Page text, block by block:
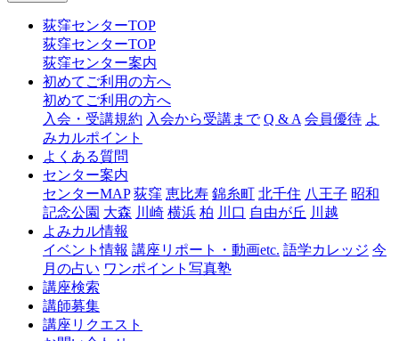
荻窪センターTOP
荻窪センターTOP
荻窪センター案内
初めてご利用の方へ
初めてご利用の方へ
入会・受講規約 入会から受講まで Q & A 会員優待 よ
みカルポイント
よくある質問
センター案内
センターMAP 荻窪 恵比寿 錦糸町 北千住 八王子 昭和
記念公園 大森 川崎 横浜 柏 川口 自由が丘 川越
よみカル情報
イベント情報 講座リポート・動画etc. 語学カレッジ 今
月の占い ワンポイント写真塾
講座検索
講師募集
講座リクエスト